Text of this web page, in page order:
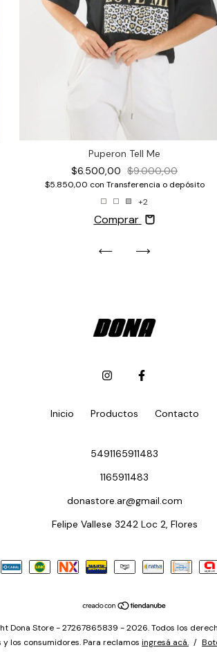
Puperon Tell Me
$6.500,00 $9.000,00
$5.850,00 con Transferencia o depósito
+2
Comprar
Inicio Productos Contacto
5491165911483
1165911483
donastore.ar@gmail.com
Felipe Vallese 3242 Loc 2, Flores
Dona Store - 27267865839 - 2026. Todos los
y los consumidores. Para reclamos ingresá acá. /